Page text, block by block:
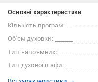
Основні характеристики
Кількість програм:
Об'єм духовки:
Тип напрямних:
Тип духової шафи: